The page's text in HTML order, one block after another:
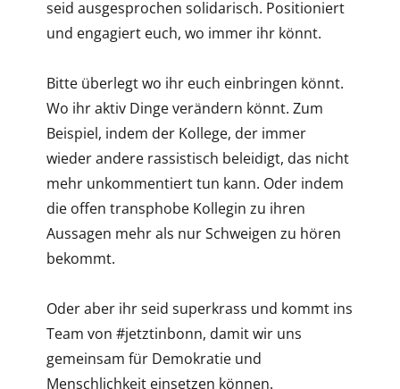
seid ausgesprochen solidarisch. Positioniert
und engagiert euch, wo immer ihr könnt.
Bitte überlegt wo ihr euch einbringen könnt.
Wo ihr aktiv Dinge verändern könnt. Zum
Beispiel, indem der Kollege, der immer
wieder andere rassistisch beleidigt, das nicht
mehr unkommentiert tun kann. Oder indem
die offen transphobe Kollegin zu ihren
Aussagen mehr als nur Schweigen zu hören
bekommt.
Oder aber ihr seid superkrass und kommt ins
Team von #jetztinbonn, damit wir uns
gemeinsam für Demokratie und
Menschlichkeit einsetzen können.